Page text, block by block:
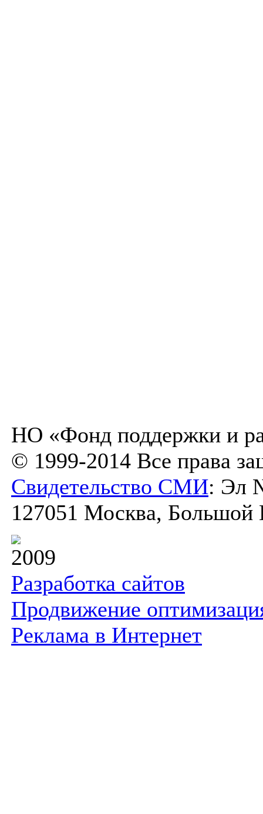
НО «Фонд поддержки и
© 1999-2014 Все права
Свидетельство СМИ: Эл
127051 Москва, Большой
2009
Разработка сайтов
Продвижение
Реклама в Интернет